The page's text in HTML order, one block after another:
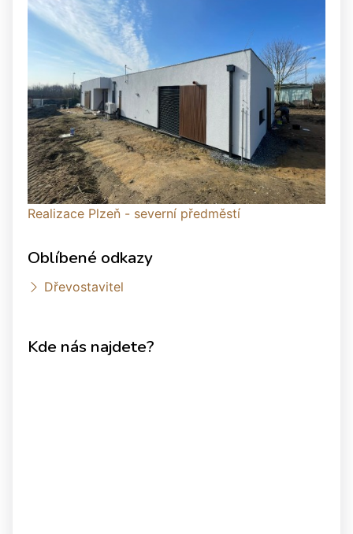
Realizace Plzeň - severní předměstí
Oblíbené odkazy
Dřevostavitel
Kde nás najdete?